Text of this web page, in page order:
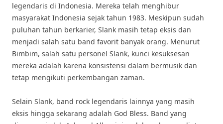
legendaris di Indonesia. Mereka telah menghibur
masyarakat Indonesia sejak tahun 1983. Meskipun sudah
puluhan tahun berkarier, Slank masih tetap eksis dan
menjadi salah satu band favorit banyak orang. Menurut
Bimbim, salah satu personel Slank, kunci kesuksesan
mereka adalah karena konsistensi dalam bermusik dan
tetap mengikuti perkembangan zaman.
Selain Slank, band rock legendaris lainnya yang masih
eksis hingga sekarang adalah God Bless. Band yang